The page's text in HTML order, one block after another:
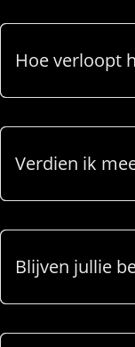
Hoe verloopt
Verdien ik
Blijven jullie